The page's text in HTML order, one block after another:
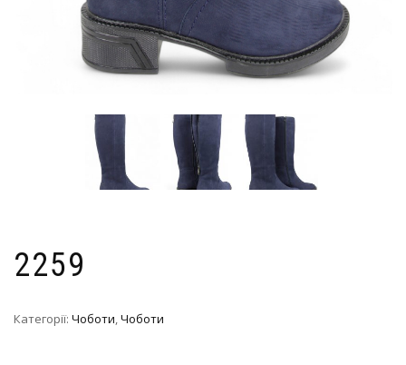
2259
Категорії: Чоботи,Чоботи